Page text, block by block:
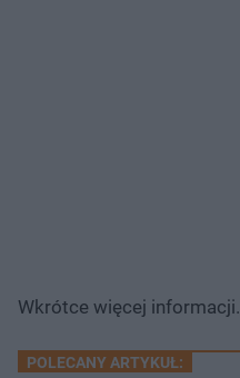
Wkrótce więcej informacji.
POLECANY ARTYKUŁ: